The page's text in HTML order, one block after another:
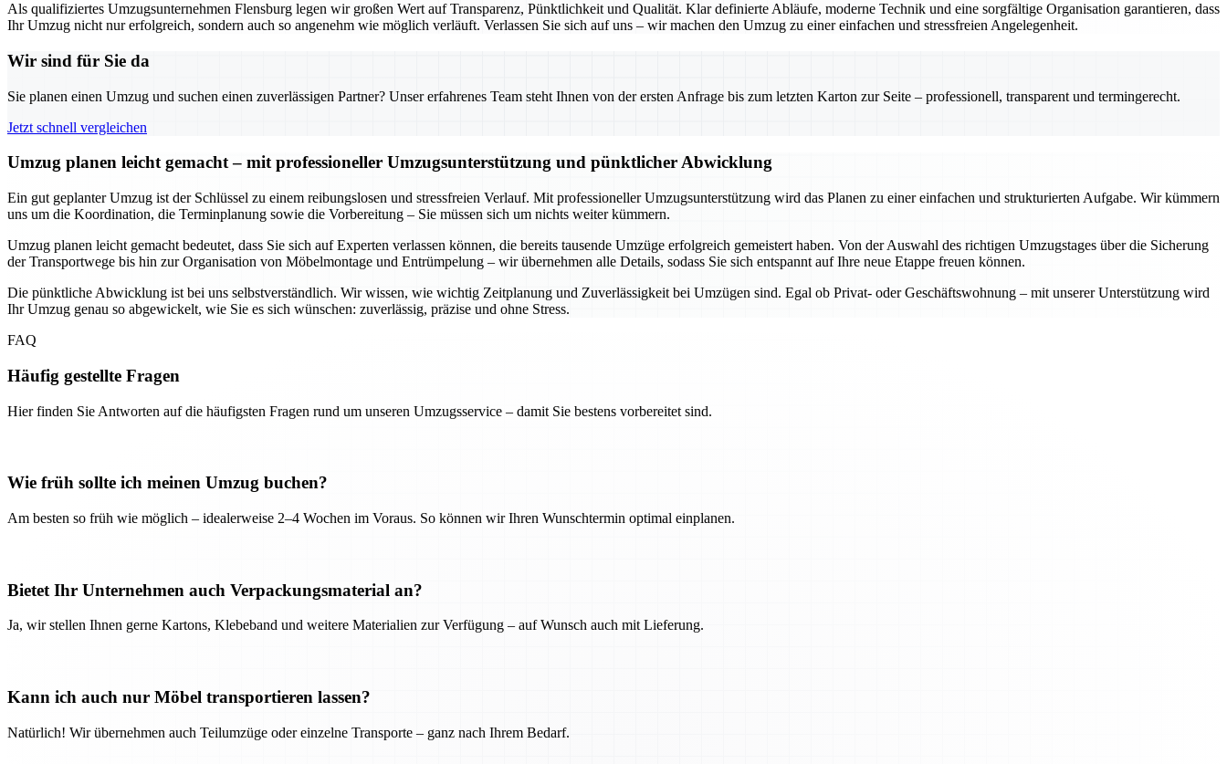
Als qualifiziertes Umzugsunternehmen Flensburg legen wir großen Wert auf Transparenz, Pünktlichkeit und Qualität. Klar definierte Abläufe, moderne Technik und eine sorgfältige Organisation garantieren, dass
Ihr Umzug nicht nur erfolgreich, sondern auch so angenehm wie möglich verläuft. Verlassen Sie sich auf uns – wir machen den Umzug zu einer einfachen und stressfreien Angelegenheit.
Wir sind für Sie da
Sie planen einen Umzug und suchen einen zuverlässigen Partner? Unser erfahrenes Team steht Ihnen von der ersten Anfrage bis zum letzten Karton zur Seite – professionell, transparent und termingerecht.
Jetzt schnell vergleichen
Umzug planen leicht gemacht – mit professioneller Umzugsunterstützung und pünktlicher Abwicklung
Ein gut geplanter Umzug ist der Schlüssel zu einem reibungslosen und stressfreien Verlauf. Mit professioneller Umzugsunterstützung wird das Planen zu einer einfachen und strukturierten Aufgabe. Wir kümmern
uns um die Koordination, die Terminplanung sowie die Vorbereitung – Sie müssen sich um nichts weiter kümmern.
Umzug planen leicht gemacht bedeutet, dass Sie sich auf Experten verlassen können, die bereits tausende Umzüge erfolgreich gemeistert haben. Von der Auswahl des richtigen Umzugstages über die Sicherung
der Transportwege bis hin zur Organisation von Möbelmontage und Entrümpelung – wir übernehmen alle Details, sodass Sie sich entspannt auf Ihre neue Etappe freuen können.
Die pünktliche Abwicklung ist bei uns selbstverständlich. Wir wissen, wie wichtig Zeitplanung und Zuverlässigkeit bei Umzügen sind. Egal ob Privat- oder Geschäftswohnung – mit unserer Unterstützung wird
Ihr Umzug genau so abgewickelt, wie Sie es sich wünschen: zuverlässig, präzise und ohne Stress.
FAQ
Häufig gestellte Fragen
Hier finden Sie Antworten auf die häufigsten Fragen rund um unseren Umzugsservice – damit Sie bestens vorbereitet sind.
Wie früh sollte ich meinen Umzug buchen?
Am besten so früh wie möglich – idealerweise 2–4 Wochen im Voraus. So können wir Ihren Wunschtermin optimal einplanen.
Bietet Ihr Unternehmen auch Verpackungsmaterial an?
Ja, wir stellen Ihnen gerne Kartons, Klebeband und weitere Materialien zur Verfügung – auf Wunsch auch mit Lieferung.
Kann ich auch nur Möbel transportieren lassen?
Natürlich! Wir übernehmen auch Teilumzüge oder einzelne Transporte – ganz nach Ihrem Bedarf.